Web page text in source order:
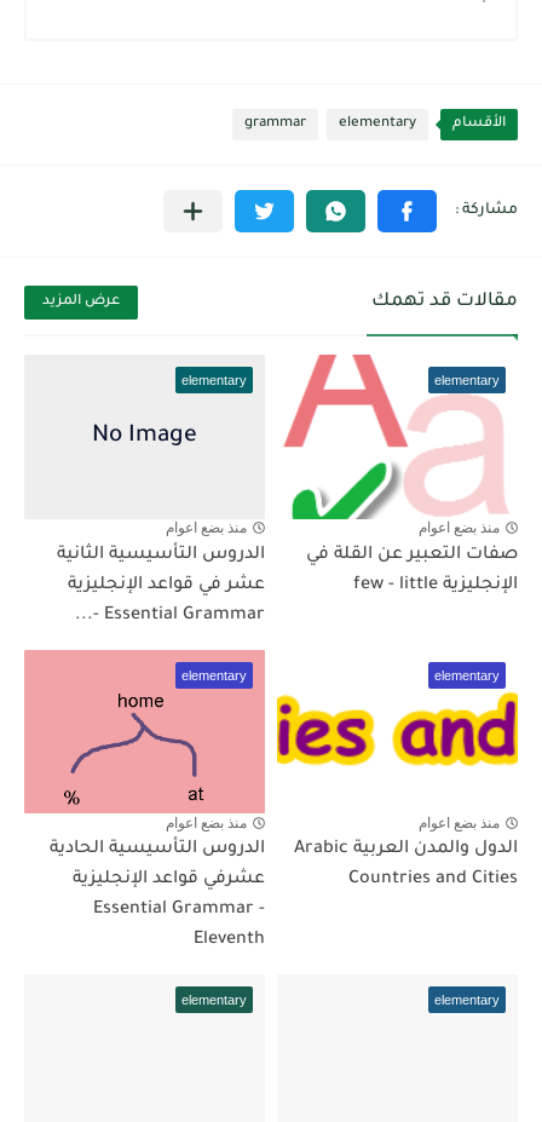
الأقسام elementary
grammar
مقالات قد تهمك عرض المزيد
elementary
منذ بضع اعوام
صفات التعبير عن القلة في
الإنجليزية few - little
elementary
منذ بضع اعوام
الدروس التأسيسية الثانية
عشر في قواعد الإنجليزية
Essential Grammar -...
elementary
منذ بضع اعوام
الدول والمدن العربية Arabic
Countries and Cities
elementary
منذ بضع اعوام
الدروس التأسيسية الحادية
عشرفي قواعد الإنجليزية
Essential Grammar -
Eleventh
elementary
elementary